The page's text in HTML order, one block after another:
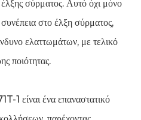
σύρματος. Αυτό όχι μόνο
στο έλξη σύρματος,
ελαττωμάτων, με τελικό
ποιότητας.
1 είναι ένα επαναστατικό